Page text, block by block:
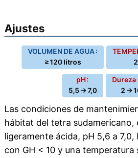
Ajustes
VOLUMEN DE AGUA :
≥ 120 litros
pH :
5,5 → 7,0
Dureza
2 →
Las condiciones de
hábitat del tetra sudamericano,
ligeramente ácida, pH 5,6 a
con GH < 10 y una